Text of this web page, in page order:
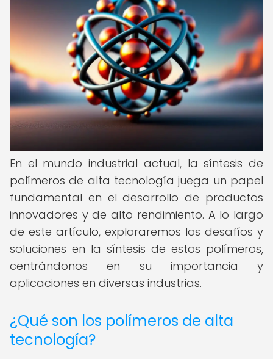
En el mundo industrial actual, la síntesis de
polímeros de alta tecnología juega un papel
fundamental en el desarrollo de productos
innovadores y de alto rendimiento. A lo largo
de este artículo, exploraremos los desafíos y
soluciones en la síntesis de estos polímeros,
centrándonos en su importancia y
aplicaciones en diversas industrias.
¿Qué son los polímeros de alta
tecnología?